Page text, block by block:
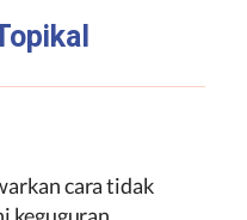
cara tidak